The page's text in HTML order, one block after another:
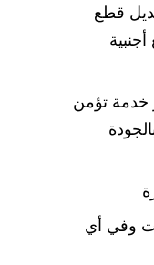
قطع
تؤمن
وفي أي